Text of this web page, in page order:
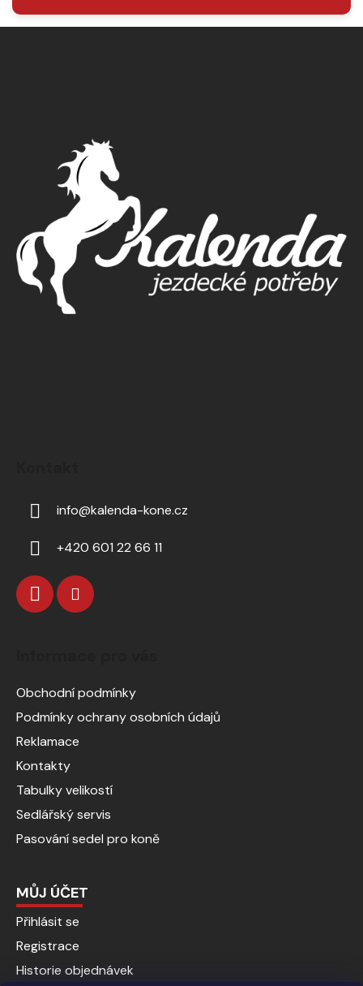
SE
info@kalenda-kone.cz
+420 601 22 66 11
Obchodní podmínky
Podmínky ochrany osobních údajů
Reklamace
Kontakty
Tabulky velikostí
Sedlářský servis
Pasování sedel pro koně
MŮJ ÚČET
Přihlásit se
Registrace
Historie objednávek